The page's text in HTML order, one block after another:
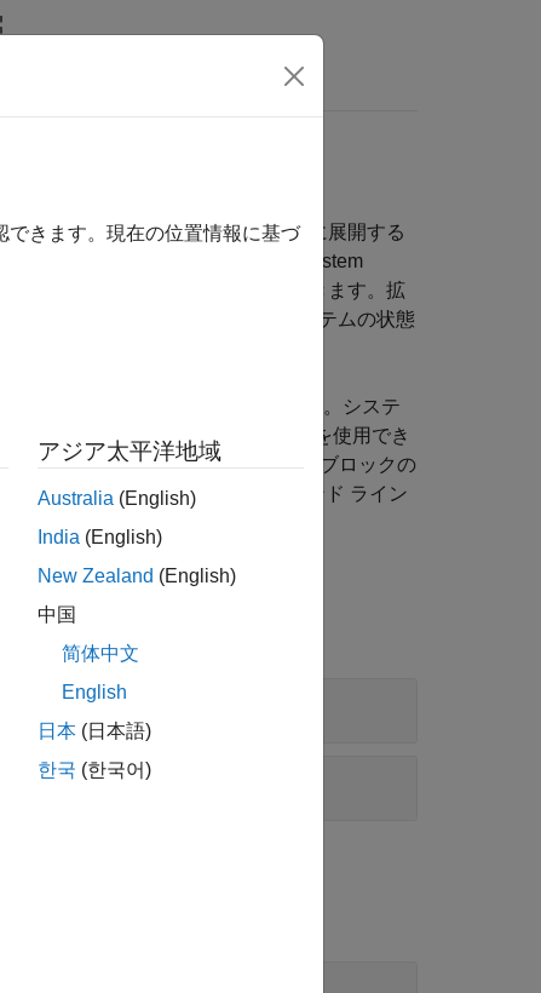
ドを生成して組み込みターゲットに展開する
状態値を推定できます。Control System
時変カルマン フィルターを設計できます。拡
フィルターを使用した非線形システムの状態
システムの状態推定を更新します。システ
カルマン フィルター アルゴリズムを使用でき
Simulink Coder™を使ってこれらのブロックの
ます。オンライン状態推定をコマンド ライン
きます。現在の位置情報に基づ
アジア太平洋地域
Australia (English)
India (English)
New Zealand (English)
中国
简体中文
English
日本 (日本語)
한국 (한국어)